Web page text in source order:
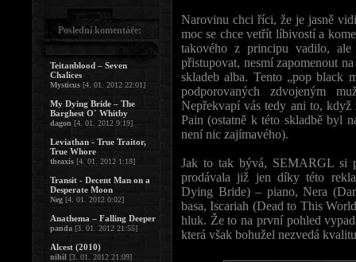
Narovinu chci říci, že je jasně
moc se chce vetřít líbivostí a
takového z principu vadilo,
přistupovat, nesmí zapomenout
skladeb alba. Tento „pop black
podporovaných zdvojeným
Nepřekvapí vás tedy ani to, když
Pain (ostatně k této skladbě byl
není nic zajímavého).
Jak to tak bývá, SEMARGL si
prodávala již jen díky této
Dying Bride) – piano, Nera
basa, Iscariah (Dead to This
hluk. Že to na první pohled
která však bohužel nezvedá
Poslední komentáře:
Teitanblood – Seven
Chalices
Mysticus [4. 01. 2012 22:01]
My Dying Bride – The
Barghest O´ Whitby
dagon [4. 01. 2012 9:19]
Leviathan - True Traitor,
True Whore
theaxis [4. 01. 2012 1:18]
Transit - Decent Man on a
Desperate Moon
Neg [4. 01. 2012 0:02]
Anathema – Falling Deeper
panda [3. 01. 2012 21:55]
Alcest (2010)
nihil [3. 01. 2012 21:09]